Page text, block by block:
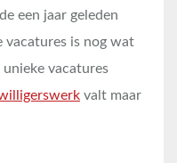
een jaar geleden
vacatures is nog wat
unieke vacatures
valt maar